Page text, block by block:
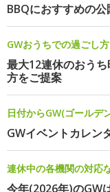
BBQにおすすめの公
GWおうちでの過ごし
最大12連休のおう
方をご提案
日付からGW(ゴールデ
GWイベントカレン
連休中の各機関の対応
今年(2026年)のGW